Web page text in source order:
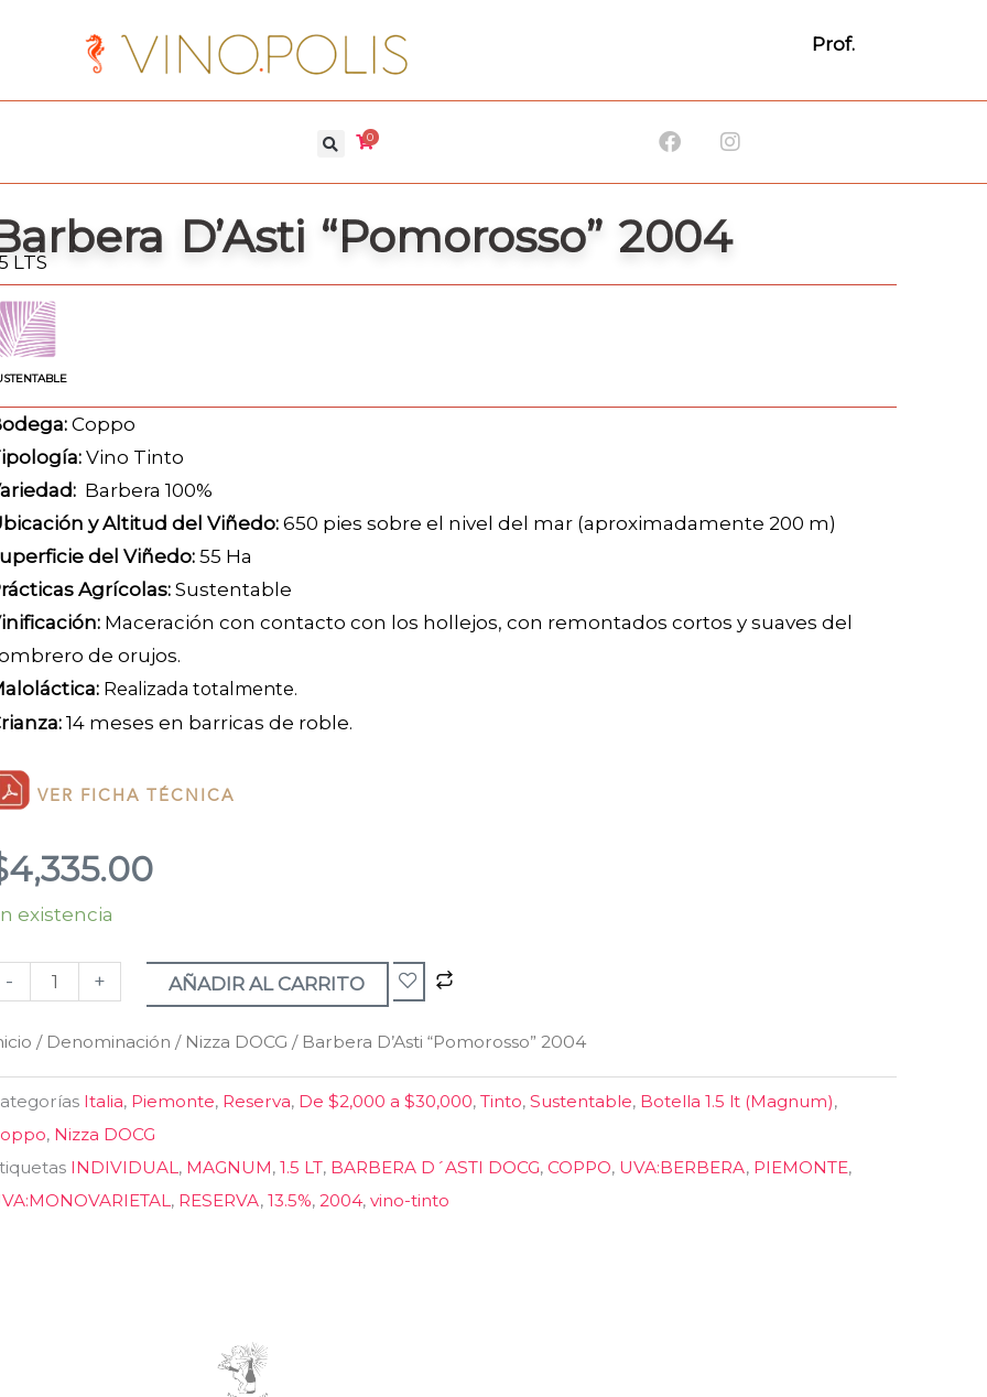
Prof.
0 FacebookInstagram
D’Asti “Pomorosso” 2004
LTS
Coppo
Vino Tinto
Barbera 100%
y Altitud del Viñedo: 650 pies sobre el nivel del mar (aproximadamente 200 m)
del Viñedo: 55 Ha
Agrícolas: Sustentable
Maceración con contacto con los hollejos, con remontados cortos y suaves del
de orujos.
Realizada totalmente.
14 meses en barricas de roble.
VER FICHA TÉCNICA
4,335.00
existencia
- + AÑADIR AL CARRITO
/ Denominación / Nizza DOCG / Barbera D’Asti “Pomorosso” 2004
Italia, Piemonte, Reserva, De $2,000 a $30,000,Tinto,Sustentable, Botella 1.5 lt (Magnum),
, Nizza DOCG
INDIVIDUAL, MAGNUM,1.5 LT, BARBERA D´ASTI DOCG,COPPO, UVA:BERBERA, PIEMONTE,
, RESERVA,13.5%,2004,vino-tinto